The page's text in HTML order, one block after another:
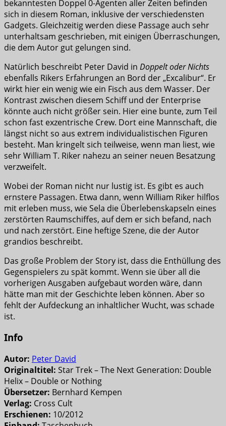
bekanntesten Doppel 0-Agenten aller Zeiten befinden
sich in diesem Roman, inklusive der verschiedensten
Gadgets. Gleichzeitig werden diese Passage auch sehr
unterhaltsam geschrieben, mit einigen Überraschungen,
die dem Autor gut gelungen sind.
Natürlich beschreibt Peter David in Doppelt oder Nichts
ebenfalls Rikers Erfahrungen an Bord der „Excalibur“. Er
wirkt hier ein wenig wie ein Fisch aus dem Wasser. Der
Kontrast zwischen diesem Schiff und der Enterprise
könnte auch nicht größer sein. Hier eine bunte, zum Teil
schon fast exzentrische Crew. Dort eine Mannschaft, die
längst nicht so aus extrem individualistischen Figuren
besteht. Man kringelt sich teilweise, wenn man liest, wie
sehr William T. Riker nahezu an seiner neuen Besatzung
verzweifelt.
Wobei der Roman nicht nur lustig ist. Es gibt es auch
ernstere Passagen. Etwa dann, wenn William Riker hilflos
mit erleben muss, wie Sela die Überlebenskapseln eines
zerstörten Raumschiffes, auf dem er sich befand, nach
und nach zerstört. Eine heftige Szene, die der Autor
grandios beschreibt.
Das große Problem der Story ist, dass die Enthüllung des
Gegenspielers zu spät kommt. Wenn sie über all die
vorherigen Ausgaben aufgebaut worden wäre, dann
hätte man mit der Geschichte leben können. Aber so
fehlt der Aufdeckung an inhaltlicher Wucht, was schade
ist.
Info
Autor: Peter David
Originaltitel: Star Trek – The Next Generation: Double
Helix – Double or Nothing
Übersetzer: Bernhard Kempen
Verlag: Cross Cult
Erschienen: 10/2012